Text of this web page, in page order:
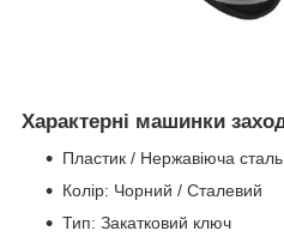
Характерні машинки
Пластик / Нержавіюча сталь
Колір: Чорний / Сталевий
Тип: Закатковий ключ